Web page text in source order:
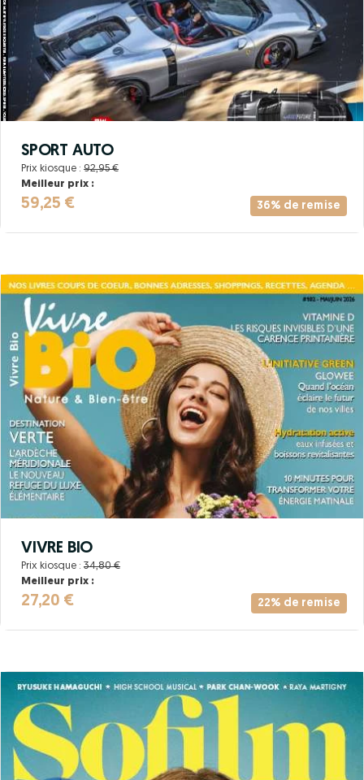
36% de remise
SPORT AUTO
Prix kiosque : 92,95 €
Meilleur prix :
59,25 €
22% de remise
VIVRE BIO
Prix kiosque : 34,80 €
Meilleur prix :
27,20 €